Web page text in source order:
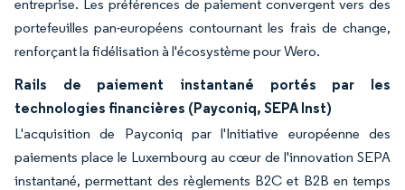
entreprise. Les préférences de paiement convergent vers des
portefeuilles pan-européens contournant les frais de change,
renforçant la fidélisation à l'écosystème pour Wero.
Rails de paiement instantané portés par les
technologies financières (Payconiq, SEPA Inst)
L'acquisition de Payconiq par l'Initiative européenne des
paiements place le Luxembourg au cœur de l'innovation SEPA
instantané, permettant des règlements B2C et B2B en temps